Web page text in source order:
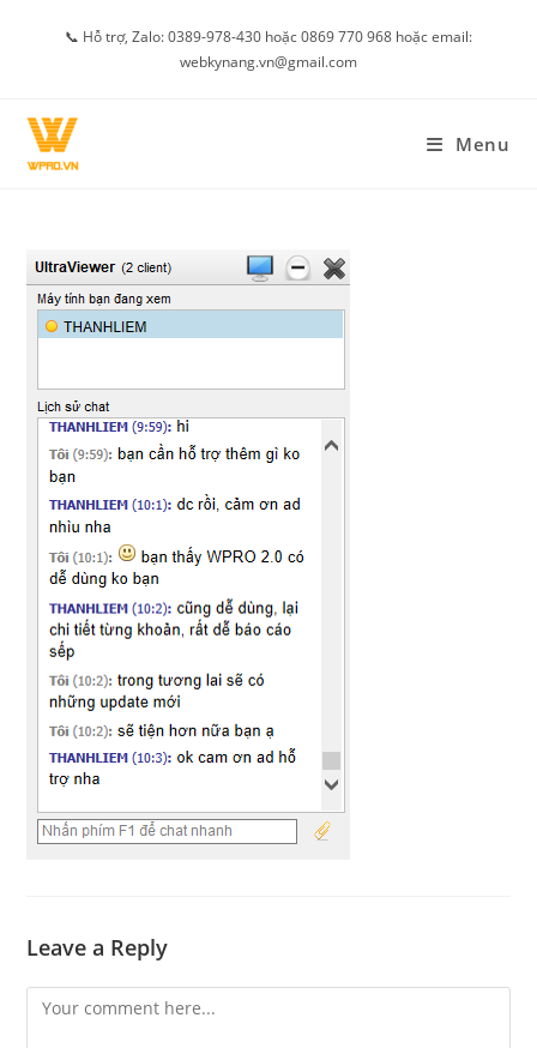
📞 Hỗ trợ, Zalo: 0389-978-430 hoặc 0869 770 968 hoặc email:
webkynang.vn@gmail.com
Menu
Leave a Reply
Comment